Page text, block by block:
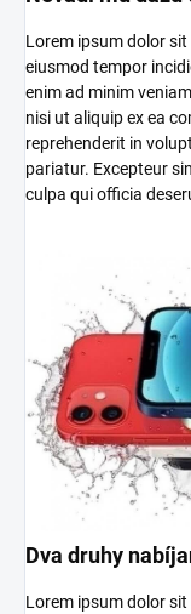
Lorem ipsum dolor
eiusmod tempor
enim ad minim
nisi ut aliquip ex ea
reprehenderit in
pariatur. Excepteur
culpa qui officia
Dva druhy
Lorem ipsum dolor